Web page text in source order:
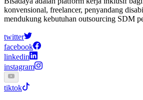
konvensional, freelancer, penyandang
mendukung kebutuhan outsourcing SDM
twitter
facebook
linkedin
instagram
tiktok